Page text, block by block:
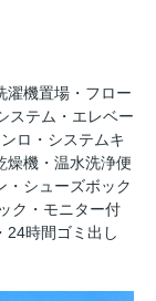
濯機置場・フロー
ステム・エレベー
ロ・システムキ
燥機・温水洗浄便
・シューズボック
ク・モニター付
24時間ゴミ出し